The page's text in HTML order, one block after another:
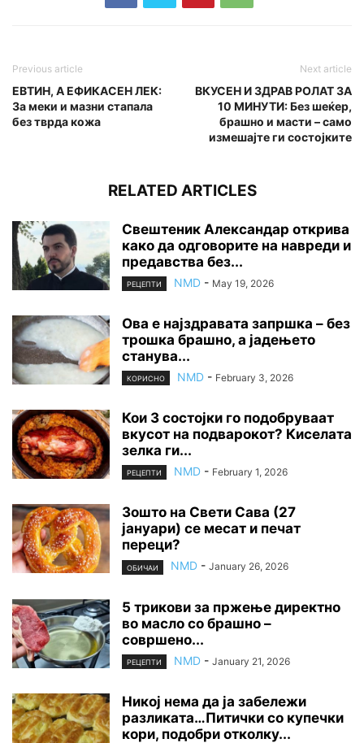
Previous article
ЕВТИН, А ЕФИКАСЕН ЛЕК:
За меки и мазни стапала
без тврда кожа
Next article
ВКУСЕН И ЗДРАВ РОЛАТ ЗА
10 МИНУТИ: Без шеќер,
брашно и масти – само
измешајте ги состојките
RELATED ARTICLES
Свештеник Александар открива
како да одговорите на навреди и
предавства без...
РЕЦЕПТИ NMD - May 19, 2026
Ова е најздравата запршка – без
трошка брашно, а јадењето
станува...
КОРИСНО NMD - February 3, 2026
Кои 3 состојки го подобруваат
вкусот на подварокот? Киселата
зелка ги...
РЕЦЕПТИ NMD - February 1, 2026
Зошто на Свети Сава (27
јануари) се месат и печат
переци?
ОБИЧАИ NMD - January 26, 2026
5 трикови за пржење директно
во масло со брашно –
совршено...
РЕЦЕПТИ NMD - January 21, 2026
Никој нема да ја забележи
разликата…Питички со купечки
кори, подобри отколку...